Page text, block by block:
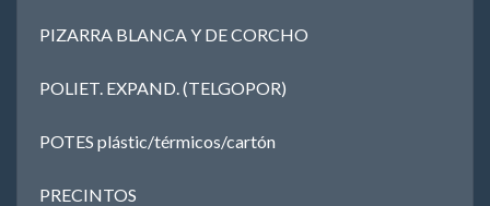
PIZARRA BLANCA Y DE CORCHO
POLIET. EXPAND. (TELGOPOR)
POTES plástic/térmicos/cartón
PRECINTOS